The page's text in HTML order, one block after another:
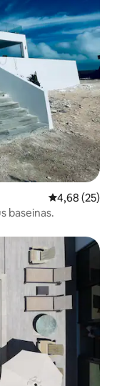
Vidutinis
4,68 (25)
baseinas.